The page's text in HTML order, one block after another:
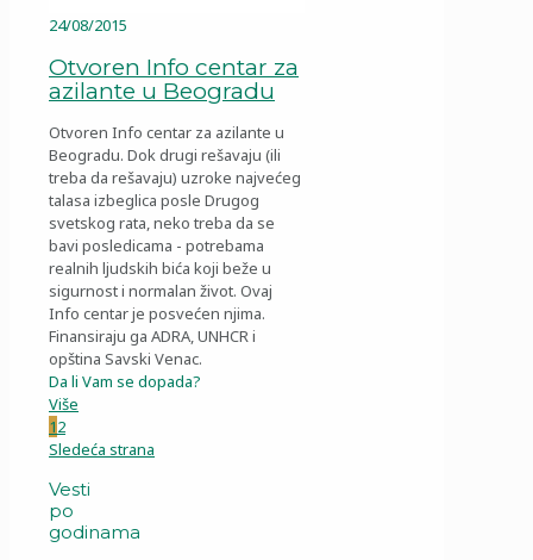
24/08/2015
Otvoren Info centar za
azilante u Beogradu
Otvoren Info centar za azilante u
Beogradu. Dok drugi rešavaju (ili
treba da rešavaju) uzroke najvećeg
talasa izbeglica posle Drugog
svetskog rata, neko treba da se
bavi posledicama - potrebama
realnih ljudskih bića koji beže u
sigurnost i normalan život. Ovaj
Info centar je posvećen njima.
Finansiraju ga ADRA, UNHCR i
opština Savski Venac.
Da li Vam se dopada?
Više
12
Sledeća strana
Vesti
po
godinama